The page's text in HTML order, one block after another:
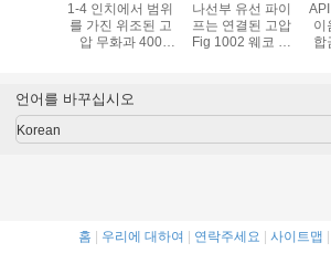
1-4 인치에서 범위
를 가진 위조된 고
압 무화과 400
나선부 유선 파이
프는 연결된 고압
Fig 1002 웨코 해
이
합
언어를 바꾸십시오
Korean
홈 우리에 대하여 연락주세요 사이트맵